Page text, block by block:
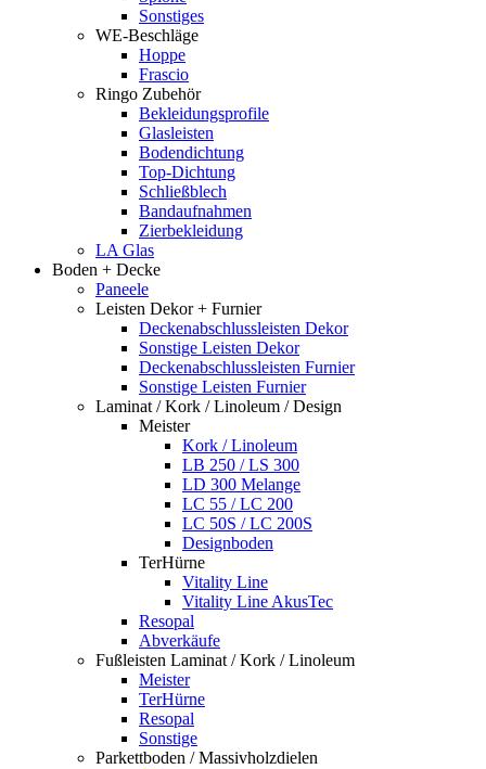
Sonstiges
WE-Beschläge
Hoppe
Frascio
Ringo Zubehör
Bekleidungsprofile
Glasleisten
Bodendichtung
Top-Dichtung
Schließblech
Bandaufnahmen
Zierbekleidung
LA Glas
Boden + Decke
Paneele
Leisten Dekor + Furnier
Deckenabschlussleisten Dekor
Sonstige Leisten Dekor
Deckenabschlussleisten Furnier
Sonstige Leisten Furnier
Laminat / Kork / Linoleum / Design
Meister
Kork / Linoleum
LB 250 / LS 300
LD 300 Melange
LC 55 / LC 200
LC 50S / LC 200S
Designboden
TerHürne
Vitality Line
Vitality Line AkusTec
Resopal
Abverkäufe
Fußleisten Laminat / Kork / Linoleum
Meister
TerHürne
Resopal
Sonstige
Parkettboden / Massivholzdielen